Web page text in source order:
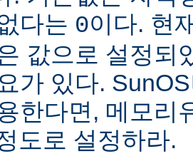
다는 0이다. 현
값으로 설정되
가 있다.
한다면, 메모리
도로 설정하라.